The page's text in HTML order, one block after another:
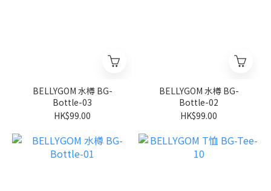
BELLYGOM 水樽 BG-
Bottle-03
HK$99.00
BELLYGOM 水樽 BG-
Bottle-02
HK$99.00